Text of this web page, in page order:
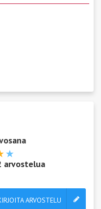
arvostelua
ARVOSTELU